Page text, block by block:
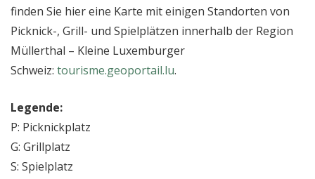
finden Sie hier eine Karte mit einigen Standorten von
Picknick-, Grill- und Spielplätzen innerhalb der Region
Müllerthal – Kleine Luxemburger
Schweiz: tourisme.geoportail.lu.
Legende:
P: Picknickplatz
G: Grillplatz
S: Spielplatz